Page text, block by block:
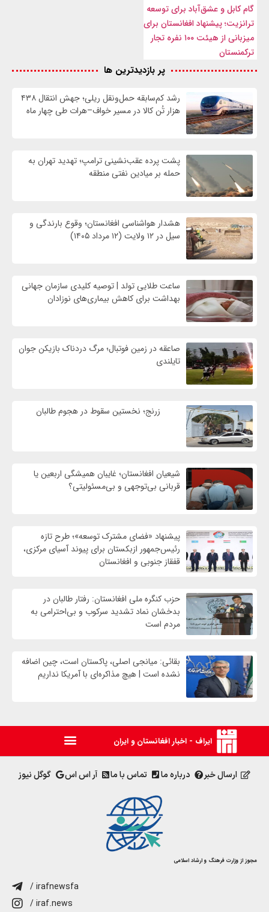
گام کابل و عشق‌آباد برای توسعه
ترانزیت؛ پیشنهاد افغانستان برای
میزبانی از هیئت ۱۰۰ نفره تجار
ترکمنستان
پر بازدیدترین ها
رشد کم‌سابقه حمل‌ونقل ریلی؛ جهش انتقال ۴۳۸
هزار تُن کالا در مسیر خواف–هرات طی چهار ماه
پشت پرده عقب‌نشینی ترامپ؛ تهدید تهران به
حمله بر ميادين نفتی منطقه
هشدار هواشناسی افغانستان؛ وقوع بارندگی و
سیل در ۱۲ ولایت (۱۲ مرداد ۱۴۰۵)
ساعت طلایی تولد | توصیه کلیدی سازمان جهانی
بهداشت برای کاهش بیماری‌های نوزادان
صاعقه در زمین فوتبال؛ مرگ دردناک بازیکن جوان
تایلندی
زرنج؛ نخستین سقوط در هجوم طالبان
شیعیان افغانستان؛ غایبان همیشگی اربعین یا
قربانی بی‌توجهی و بی‌مسئولیتی؟
پیشنهاد «فضای مشترک توسعه»؛ طرح تازه
رئیس‌جمهور ازبکستان برای پیوند آسیای مرکزی،
قفقاز جنوبی و افغانستان
حزب کنگره ملی افغانستان: رفتار طالبان در
بدخشان نماد تشدید سرکوب و بی‌احترامی به
مردم است
بقائی: میانجی اصلی، پاکستان است، چین اضافه
نشده است | هیچ مذاکره‌ای با آمریکا نداریم
ایراف - اخبار افغانستان و ایران
ارسال خبر درباره ما تماس با ما آر اس اس گوگل نیوز
مجوز از وزارت فرهنگ و ارشاد اسلامی
/ irafnewsfa
/ iraf.news